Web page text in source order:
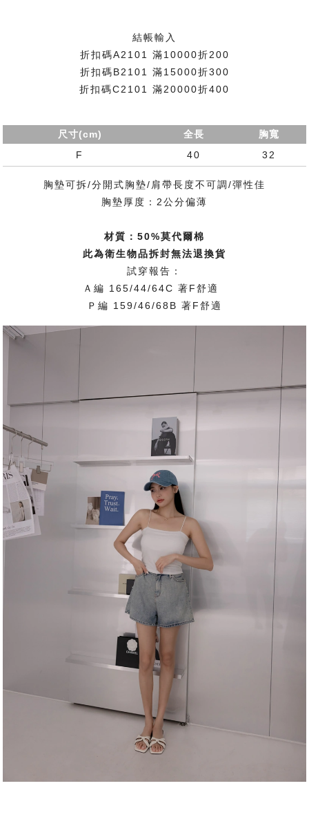
結帳輸入
折扣碼A2101 滿10000折200
折扣碼B2101 滿15000折300
折扣碼C2101 滿20000折400
尺寸(cm) 全長
胸寬
F
40 32
胸墊可拆/分開式胸墊/肩帶長度不可調/彈性佳
胸墊厚度：2公分偏薄
材質：50%莫代爾棉
此為衛生物品拆封無法退換貨
試穿報告：
Ａ編 165/44/64C 著F舒適
Ｐ編 159/46/68B 著F舒適